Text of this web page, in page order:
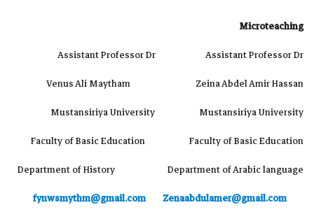
Microteaching
Assistant Professor Dr Assistant Professor Dr
Venus Ali Maytham Zeina Abdel Amir Hassan
Mustansiriya University Mustansiriya University
Faculty of Basic Education Faculty of Basic Education
Department of History Department of Arabic language
fynwsmythm@gmail.com
Zenaabdulamer@gmail.com